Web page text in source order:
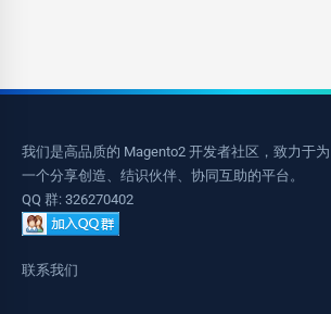
我们是高品质的 Magento2 开发者社区，致力于
一个分享创造、结识伙伴、协同互助的平台。
QQ 群: 326270402
联系我们